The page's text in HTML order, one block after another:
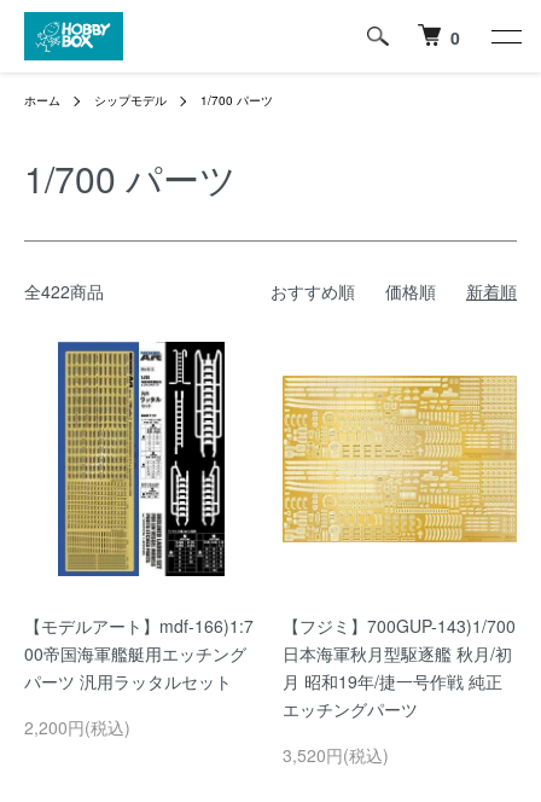
0
ホーム シップモデル 1/700 パーツ
1/700 パーツ
全422商品 おすすめ順 価格順 新着順
【モデルアート】mdf-166)1:7
00帝国海軍艦艇用エッチング
パーツ 汎用ラッタルセット
2,200円(税込)
【フジミ】700GUP-143)1/700
日本海軍秋月型駆逐艦 秋月/初
月 昭和19年/捷一号作戦 純正
エッチングパーツ
3,520円(税込)